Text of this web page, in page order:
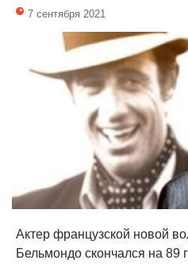
7 сентября 2021
Актер французской новой
Бельмондо скончался на 89